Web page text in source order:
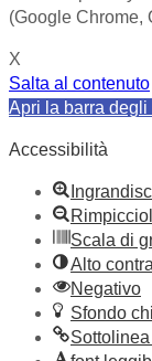
(Google Chrome,
X
Salta al contenuto
Apri la barra degli
Accessibilità
Scala di
Alto
Negativo
Sfondo